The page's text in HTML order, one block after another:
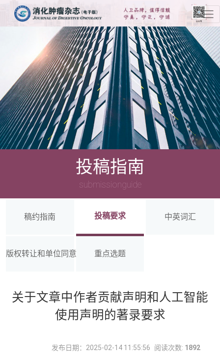
投稿指南
submissionguide
稿约指南 投稿要求 中英词汇
版权转让和单位同意书 重点选题
关于文章中作者贡献声明和人工智能
使用声明的著录要求
发布日期：2025-02-14 11:55:56 阅读次数: 1892